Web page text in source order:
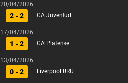
20/04/2026
2 - 2 CA Juventud
17/04/2026
1 - 2 CA Platense
13/04/2026
0 - 2 Liverpool URU